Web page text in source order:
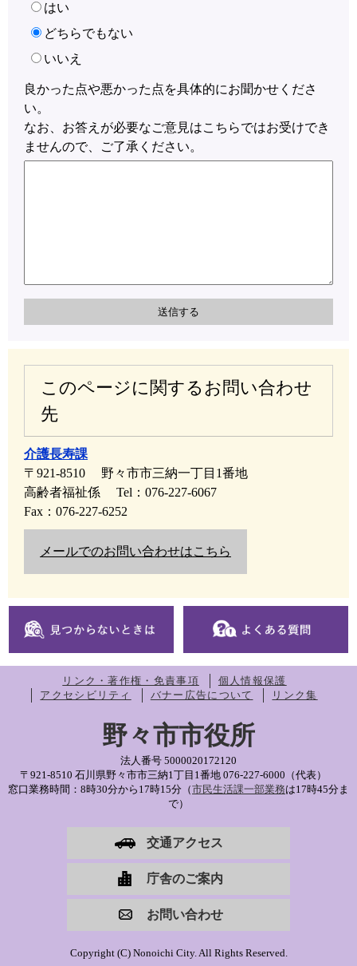
はい
どちらでもない
いいえ
良かった点や悪かった点を具体的にお聞かせくださ
い。
なお、お答えが必要なご意見はこちらではお受けでき
ませんので、ご了承ください。
このページに関するお問い合わせ
先
介護長寿課
〒921-8510
野々市市三納一丁目1番地
高齢者福祉係
Tel：076-227-6067
Fax：076-227-6252
メールでのお問い合わせはこちら
リンク・著作権・免責事項
個人情報保護
アクセシビリティ
バナー広告について リンク集
野々市市役所
法人番号 5000020172120
〒921-8510 石川県野々市市三納1丁目1番地 076-227-6000（代表）
窓口業務時間：8時30分から17時15分（市民生活課一部業務は17時45分ま
で）
交通アクセス
庁舎のご案内
お問い合わせ
Copyright (C) Nonoichi City. All Rights Reserved.